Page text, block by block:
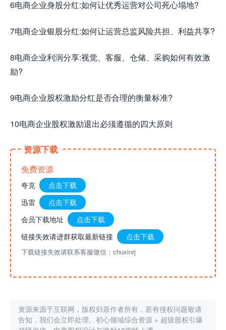
6电商企业身股分红:如何让优秀运营对公司死心塌地?
7电商企业银股分红:如何让运营总监风险共担、利益共享?
8电商企业利润分享:视觉、客服、仓储、采购如何有效激
励?
9电商企业股权激励分红是否合理的衡量标准?
10电商企业股权激励退出必须遵循的四大原则
资源下载
免费资源
夸克
点击下载
迅雷
点击下载
会员下载地址
点击下载
链接失效请进群获取最新链接
点击下载
下载链接失效请联系客服微信：chuxinrj
资源来源于互联网，版权归原作者所有，若有侵权问题敬请
告知，我们会立即处理。 初心领域综合资源 » 超级股权引爆